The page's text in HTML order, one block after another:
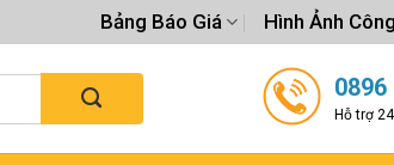
Bảng Báo Giá Hình Ảnh
0896
Hỗ trợ